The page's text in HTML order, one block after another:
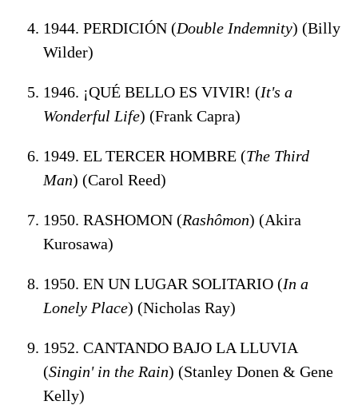
1944. PERDICIÓN (Double Indemnity) (Billy
Wilder)
1946. ¡QUÉ BELLO ES VIVIR! (It's a
Wonderful Life) (Frank Capra)
1949. EL TERCER HOMBRE (The Third
Man) (Carol Reed)
1950. RASHOMON (Rashômon) (Akira
Kurosawa)
1950. EN UN LUGAR SOLITARIO (In a
Lonely Place) (Nicholas Ray)
1952. CANTANDO BAJO LA LLUVIA
(Singin' in the Rain) (Stanley Donen & Gene
Kelly)